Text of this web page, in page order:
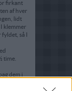
firkant
af hver
lidt
klemmer
så I
time.
dem i